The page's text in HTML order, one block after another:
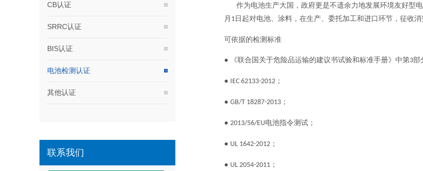
CB认证
SRRC认证
BIS认证
电池检测认证
其他认证
联系我们
作为电池生产大国，政府更是不遗余力地发展环境友好型电
月 1 日起对电池、涂料，在生产、委托加工和进口环节，征收
可依据的检测标准
● 《联合国关于危险品运输的建议书试验和标准手册》中第3部
● IEC 62133-2012 ；
● GB/T 18287-2013 ；
● 2013/56/EU电池指令测试；
● UL 1642-2012 ；
● UL 2054-2011 ；